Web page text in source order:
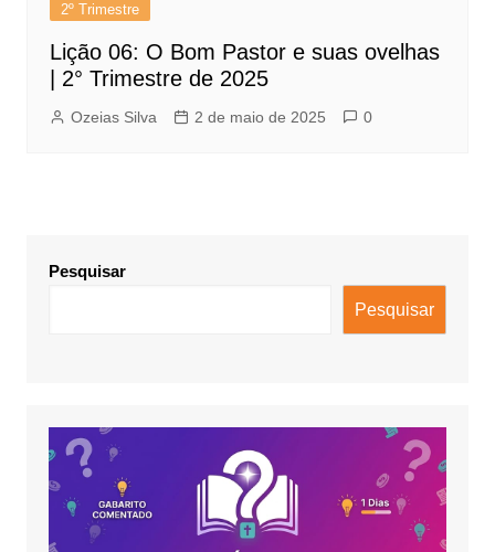
2º Trimestre
Lição 06: O Bom Pastor e suas ovelhas
| 2° Trimestre de 2025
Ozeias Silva 2 de maio de 2025 0
Pesquisar
Pesquisar